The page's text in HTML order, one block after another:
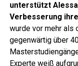
unterstützt
Verbesserung
wurde vor mehr als
gegenwärtig über
Experte weiß